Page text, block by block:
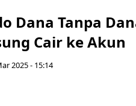
Dana Tanpa
Cair ke Akun
2025 - 15:14